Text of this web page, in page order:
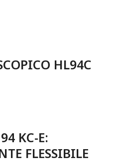
HL94C
KC-E:
FLESSIBILE